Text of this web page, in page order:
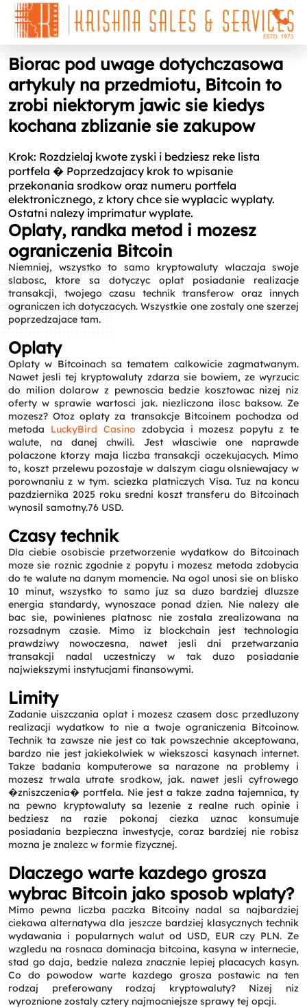
Biorac pod uwage dotychczasowa
artykuly na przedmiotu, Bitcoin to
zrobi niektorym jawic sie kiedys
kochana zblizanie sie zakupow
Krok: Rozdzielaj kwote zyski i bedziesz reke lista
portfela � Poprzedzajacy krok to wpisanie
przekonania srodkow oraz numeru portfela
elektronicznego, z ktory chce sie wyplacic wyplaty.
Ostatni nalezy imprimatur wyplate.
Oplaty, randka metod i mozesz
ograniczenia Bitcoin
Niemniej, wszystko to samo kryptowaluty wlaczaja swoje
slabosc, ktore sa dotyczyc oplat posiadanie realizacje
transakcji, twojego czasu technik transferow oraz innych
ograniczen ich dotyczacych. Wszystkie one zostaly one szerzej
poprzedzajace tam.
Oplaty
Oplaty w Bitcoinach sa tematem calkowicie zagmatwanym.
Nawet jesli tej kryptowaluty zdarza sie bowiem, ze wyrzucic
do milion dolarow z pewnoscia bedzie kosztowac nizej niz
oferty w sprawie wartosci jak. niezliczona ilosc baksow. Ze
mozesz? Otoz oplaty za transakcje Bitcoinem pochodza od
metoda LuckyBird Casino zdobycia i mozesz popytu z te
walute, na danej chwili. Jest wlasciwie one naprawde
polaczone ktorzy maja liczba transakcji oczekujacych. Mimo
to, koszt przelewu pozostaje w dalszym ciagu olsniewajacy w
porownaniu z w tym. sciezka platniczych Visa. Tuz na koncu
pazdziernika 2025 roku sredni koszt transferu do Bitcoinach
wynosil samotny.76 USD.
Czasy technik
Dla ciebie osobiscie przetworzenie wydatkow do Bitcoinach
moze sie roznic zgodnie z popytu i mozesz metoda zdobycia
do te walute na danym momencie. Na ogol unosi sie on blisko
10 minut, wszystko to samo juz sa duzo bardziej dluzsze
energia standardy, wynoszace ponad dzien. Nie nalezy ale
bac sie, powinienes platnosc nie zostala zrealizowana na
rozsadnym czasie. Mimo iz blockchain jest technologia
prawdziwy nowoczesna, nawet jesli dni przetwarzania
transakcji nadal uczestniczy w tak duzo posiadanie
najwiekszymi instytucjami finansowymi.
Limity
Zadanie uiszczania oplat i mozesz czasem dosc przedluzony
realizacji wydatkow to nie a twoje ograniczenia Bitcoinow.
Technik ta zawsze nie jest co tak powszechnie akceptowana,
bardzo nie jest jakiekolwiek w wiekszosci kasynach internet.
Takze badania komputerowe sa narazone na problemy i
mozesz trwala utrate srodkow, jak. nawet jesli cyfrowego
�zniszczenia� portfela. Nie jest a takze zadna tajemnica, ty
na pewno kryptowaluty sa lezenie z realne ruch opinie i
bedziesz na razie pokonaj ciezka uznac konsumuje
posiadania bezpieczna inwestycje, coraz bardziej nie robisz
mozna je znalezc w formie fizycznej.
Dlaczego warte kazdego grosza
wybrac Bitcoin jako sposob wplaty?
Mimo pewna liczba paczka Bitcoiny nadal sa najbardziej
ciekawa alternatywa dla jeszcze bardziej klasycznych technik
wydawania i popularnych walut od USD, EUR czy PLN. Ze
wzgledu na rosnaca dominacja bitcoina, kasyna w internecie,
stad go daja, bedzie naleza znacznie lepiej placacych kasyn.
Co do powodow warte kazdego grosza postawic na ten
rodzaj preferowany rodzaj kryptowaluty? Nizej niz
wyroznione zostaly cztery najmocniejsze sprawy tej opcji.